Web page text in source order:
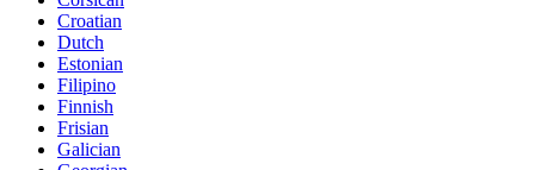
Croatian
Dutch
Estonian
Filipino
Finnish
Frisian
Galician